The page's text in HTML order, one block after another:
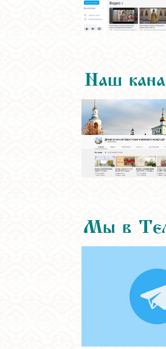
Наш
Мы в